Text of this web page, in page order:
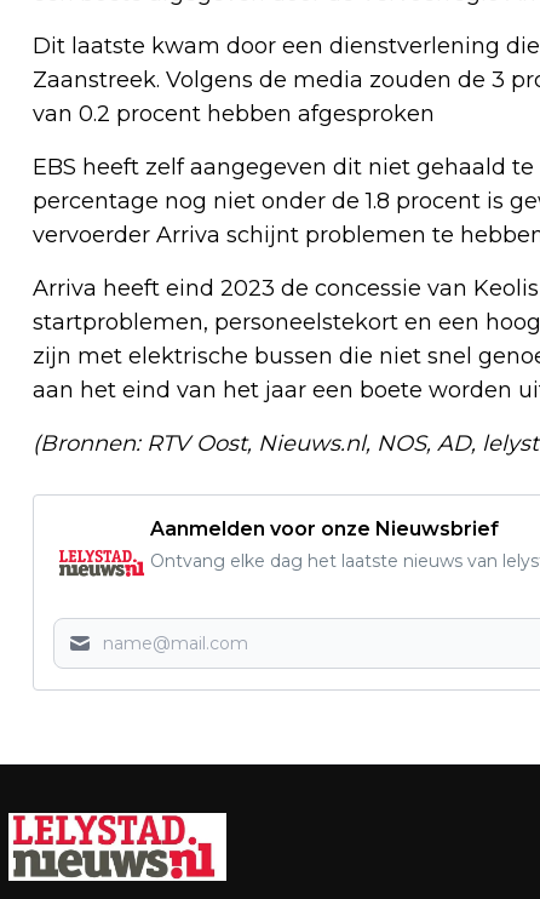
Dit laatste kwam door een dienstverlening
Zaanstreek. Volgens de media zouden de 3
van 0.2 procent hebben afgesproken
EBS heeft zelf aangegeven dit niet gehaald
percentage nog niet onder de 1.8 procent is
vervoerder Arriva schijnt problemen te
Arriva heeft eind 2023 de concessie van
startproblemen, personeelstekort en een
zijn met elektrische bussen die niet snel
aan het eind van het jaar een boete worden
(Bronnen: RTV Oost, Nieuws.nl, NOS, AD,
Aanmelden voor onze Nieuwsbrief
Ontvang elke dag het laatste nieuws van
ALLEENSTAANDE STARTER FLEVOLAND
RUIM 160.000 EURO NODIG VOOR
APPARTEMENT